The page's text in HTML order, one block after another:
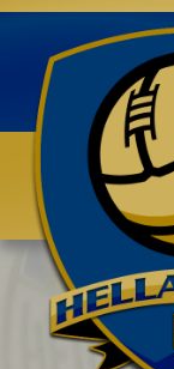
Benvenuti su